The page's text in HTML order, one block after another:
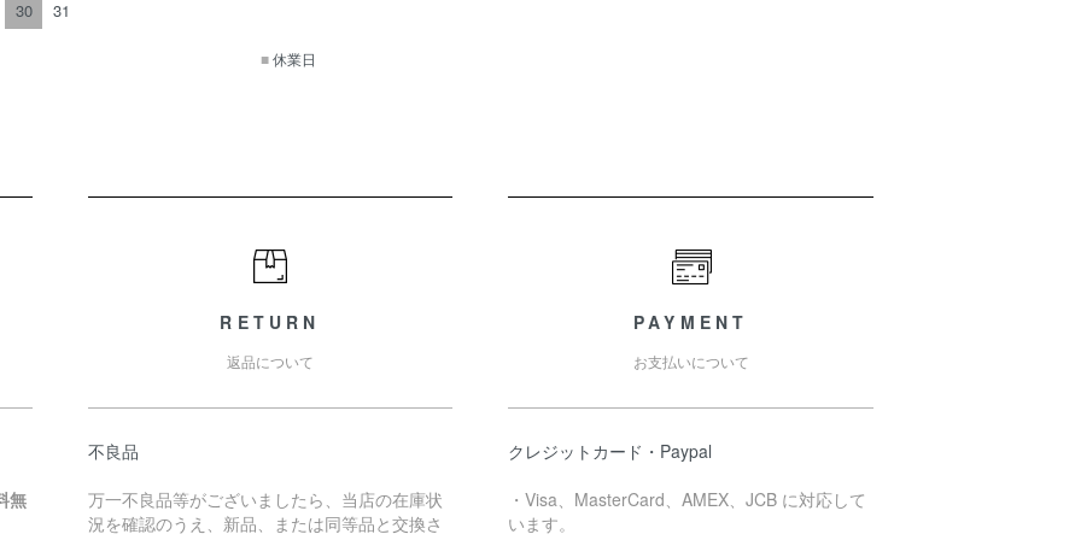
30
31
■休業日
無
RETURN
返品について
不良品
万一不良品等がございましたら、当店の在庫状
況を確認のうえ、新品、または同等品と交換さ
PAYMENT
お支払いについて
クレジットカード・Paypal
・Visa、MasterCard、AMEX、JCB に対応して
います。